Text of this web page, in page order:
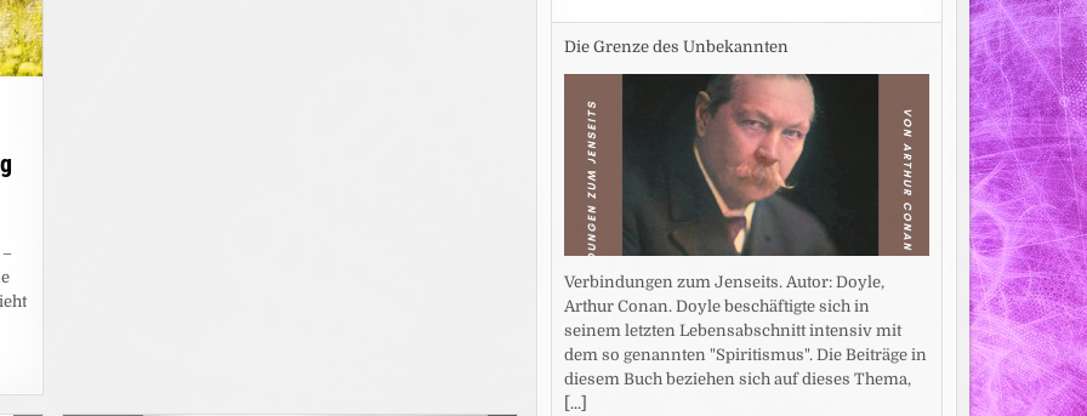
–
Die Grenze des Unbekannten
Verbindungen zum Jenseits. Autor: Doyle,
Arthur Conan. Doyle beschäftigte sich in
seinem letzten Lebensabschnitt intensiv mit
dem so genannten "Spiritismus". Die Beiträge in
diesem Buch beziehen sich auf dieses Thema,
[...]